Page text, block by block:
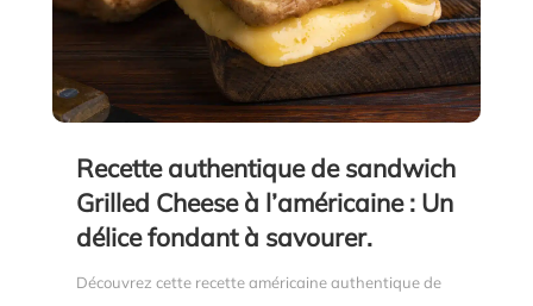
Recette authentique de sandwich
Grilled Cheese à l’américaine : Un
délice fondant à savourer.
Découvrez cette recette américaine authentique de